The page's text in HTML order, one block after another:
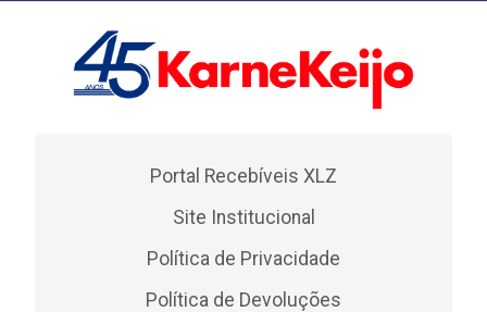
Portal Recebíveis XLZ
Site Institucional
Política de Privacidade
Política de Devoluções